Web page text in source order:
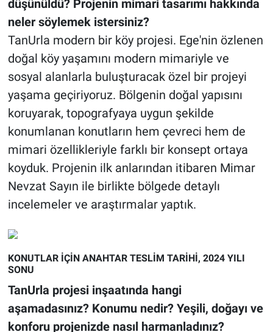
düşünüldü? Projenin mimari tasarımı hakkında
neler söylemek istersiniz?
TanUrla modern bir köy projesi. Ege'nin özlenen
doğal köy yaşamını modern mimariyle ve
sosyal alanlarla buluşturacak özel bir projeyi
yaşama geçiriyoruz. Bölgenin doğal yapısını
koruyarak, topografyaya uygun şekilde
konumlanan konutların hem çevreci hem de
mimari özellikleriyle farklı bir konsept ortaya
koyduk. Projenin ilk anlarından itibaren Mimar
Nevzat Sayın ile birlikte bölgede detaylı
incelemeler ve araştırmalar yaptık.
KONUTLAR İÇİN ANAHTAR TESLİM TARİHİ, 2024 YILI
SONU
TanUrla projesi inşaatında hangi
aşamadasınız? Konumu nedir? Yeşili, doğayı ve
konforu projenizde nasıl harmanladınız?